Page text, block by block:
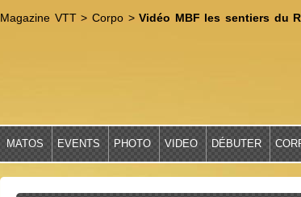
Magazine VTT> Corpo>Vidéo MBF les sentiers du
MATOS EVENTS PHOTO VIDEO DÉBUTER